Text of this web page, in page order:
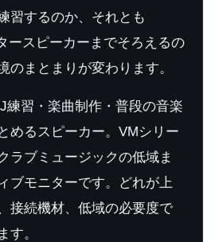
習するのか、それとも
ースピーカーまでそろえるの
のまとまりが変わります。
練習・楽曲制作・普段の音楽
めるスピーカー。VMシリー
ラブミュージックの低域ま
ブモニターです。どれが上
接続機材、低域の必要度で
す。